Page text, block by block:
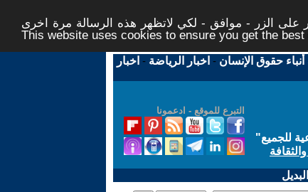
على الزر - موافق - لكي لاتظهر هذه الرسالة مرة اخرى -
This website uses cookies to ensure you get the
أنباء حقوق الإنسان - اخبار الرياضة - اخبار
التبرع للموقع - ادعمونا
للجميع"